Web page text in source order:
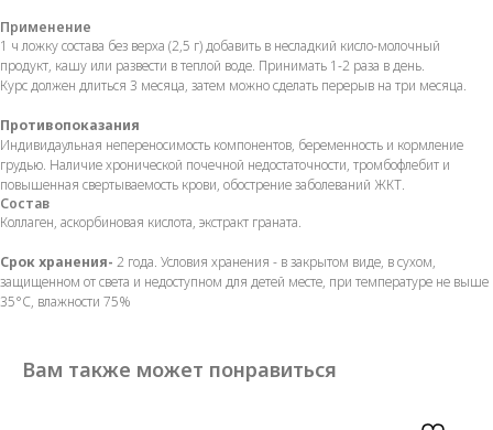
Применение
1 ч ложку состава без верха (2,5 г) добавить в несладкий кисло-молочный
продукт, кашу или развести в теплой воде. Принимать 1-2 раза в день.
Курс должен длиться 3 месяца, затем можно сделать перерыв на три месяца.
Противопоказания
Индивидаульная непереносимость компонентов, беременность и кормление
грудью. Наличие хронической почечной недостаточности, тромбофлебит и
повышенная свертываемость крови, обострение заболеваний ЖКТ.
Состав
Коллаген, аскорбиновая кислота, экстракт граната.
Срок хранения- 2 года. Условия хранения - в закрытом виде, в сухом,
защищенном от света и недоступном для детей месте, при температуре не выше
35°С, влажности 75%
Вам также может понравиться